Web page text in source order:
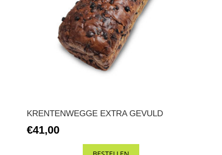
KRENTENWEGGE EXTRA GEVULD
€41,00